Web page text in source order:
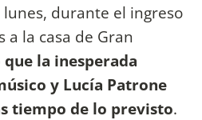
lunes, durante el ingreso
a la casa de Gran
la inesperada
y Lucía Patrone
tiempo de lo previsto.